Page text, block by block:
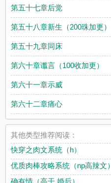
第五十七章后觉
第五十八章新生（200珠加更）
第五十九章同床
第六十章谶言（100收加更）
第六十一章示威
第六十二章痛心
其他类型推荐阅读：
快穿之肉文系统（h）
优质肉棒攻略系统（np高辣文）
确有情（高干 婚后）